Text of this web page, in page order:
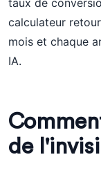
taux de
calculateur
mois et chaque
IA.
de